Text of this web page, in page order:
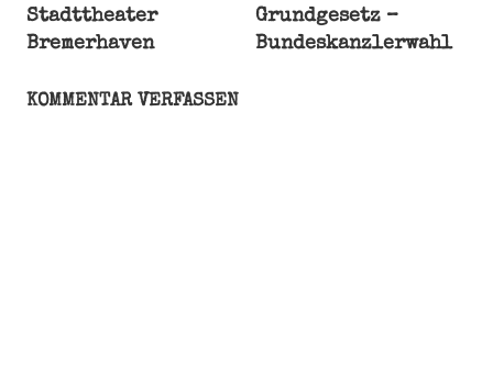
Dan
Brown
Grisham
Stadttheater
Bremerhaven
Grundgesetz –
Bundeskanzlerwahl
KOMMENTAR VERFASSEN